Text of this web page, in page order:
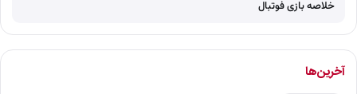
خلاصه بازی فوتبال
آخرین‌ها